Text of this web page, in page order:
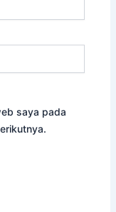
saya pada